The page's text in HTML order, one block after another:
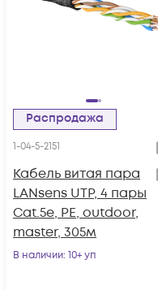
Распродажа
1-04-5-2151
Кабель витая пара
LANsens UTP, 4 пары
Cat.5e, PE, outdoor,
master, 305м
В наличии: 10+ уп